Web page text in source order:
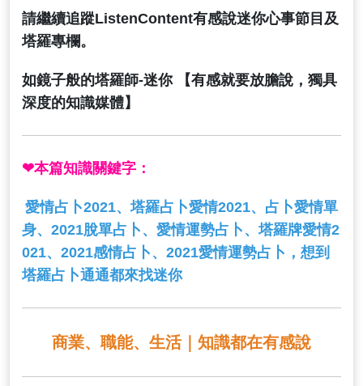
請繼續追蹤ListenContent有感說迷你心事節目及
塔羅專欄。
如鏡子般的塔羅師-迷你 【有感就要放膽說，獨具
深度的知識媒體】
❤本篇知識關鍵字：
愛情占卜2021、塔羅占卜愛情2021、占卜愛情單
身、2021脫單占卜、愛情運勢占卜、塔羅牌愛情2
021、2021感情占卜、2021愛情運勢占卜 ，想到
塔羅占卜通通都來找迷你
商業、職能、生活｜知識都在有感說